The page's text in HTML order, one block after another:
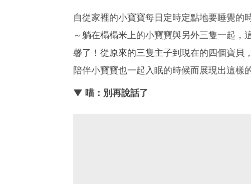
自從家裡的小寶寶每日定時定點地要睡覺的
～躺在榻榻米上的小寶寶與另外三隻一起，
馨了！從原來的三隻主子到現在的四個寶貝
陪伴小寶寶也一起入眠的時候而展現出這樣
▼ 喵：別再說話了